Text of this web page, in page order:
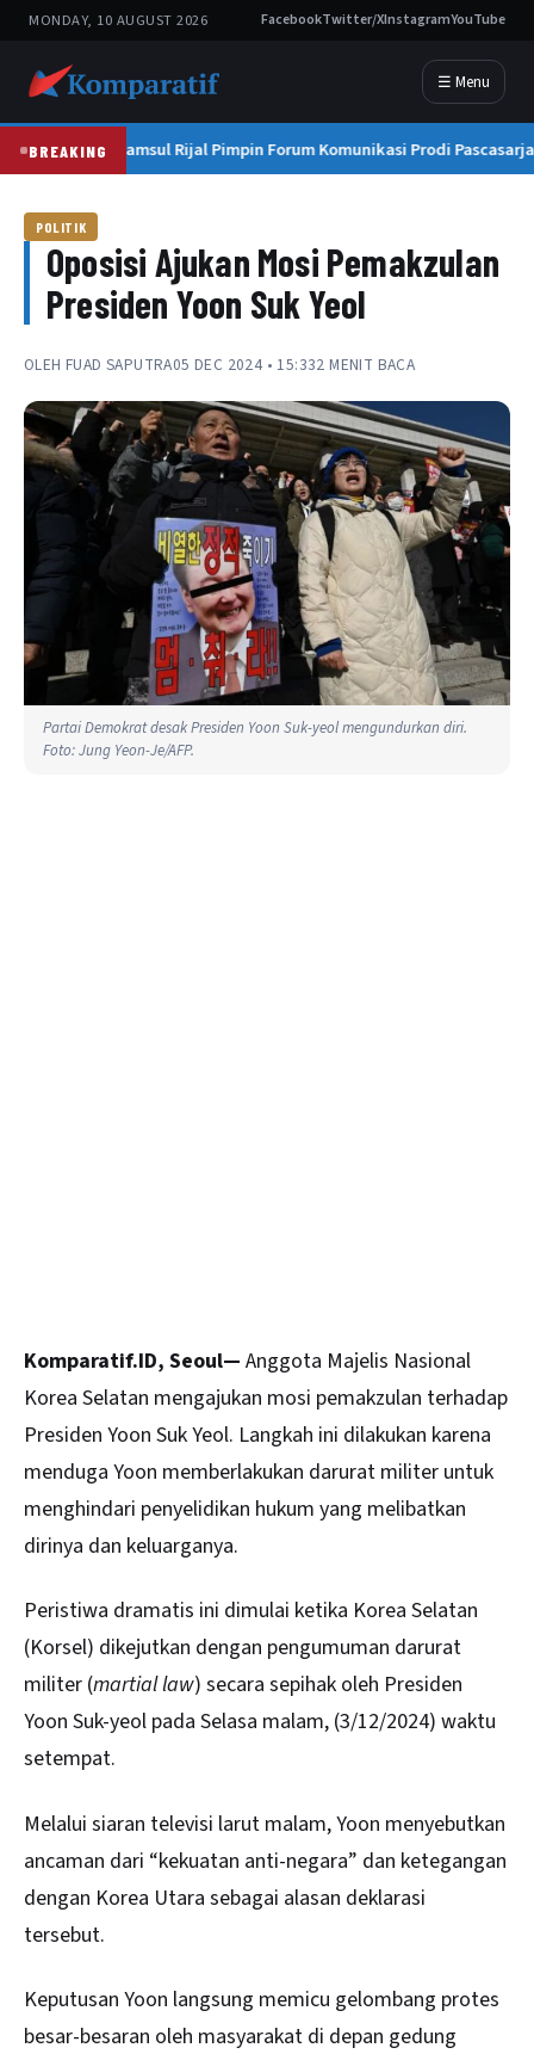
MONDAY, 10 AUGUST 2026 FacebookTwitter/XInstagramYouTube
☰ Menu
BREAKINGProf. Syamsul Rijal Pimpin Forum Komunikasi Prodi
POLITIK
Oposisi Ajukan Mosi Pemakzulan
Presiden Yoon Suk Yeol
OLEH FUAD SAPUTRA05 DEC 2024 • 15:332 MENIT BACA
Partai Demokrat desak Presiden Yoon Suk-yeol mengundurkan diri.
Foto: Jung Yeon-Je/AFP.
Komparatif.ID, Seoul— Anggota Majelis Nasional
Korea Selatan mengajukan mosi pemakzulan terhadap
Presiden Yoon Suk Yeol. Langkah ini dilakukan karena
menduga Yoon memberlakukan darurat militer untuk
menghindari penyelidikan hukum yang melibatkan
dirinya dan keluarganya.
Peristiwa dramatis ini dimulai ketika Korea Selatan
(Korsel) dikejutkan dengan pengumuman darurat
militer (martial law) secara sepihak oleh Presiden
Yoon Suk-yeol pada Selasa malam, (3/12/2024) waktu
setempat.
Melalui siaran televisi larut malam, Yoon menyebutkan
ancaman dari “kekuatan anti-negara” dan ketegangan
dengan Korea Utara sebagai alasan deklarasi
tersebut.
Keputusan Yoon langsung memicu gelombang protes
besar-besaran oleh masyarakat di depan gedung